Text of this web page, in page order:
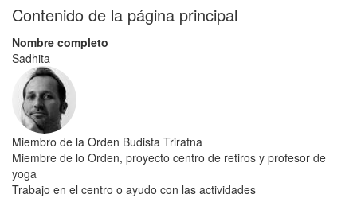
enlaces
de
ayuda
a
la
navegación
Contenido de la página principal
Nombre completo
Sadhita
Miembro de la Orden Budista Triratna
Miembre de lo Orden, proyecto centro de retiros y profesor de
yoga
Trabajo en el centro o ayudo con las actividades